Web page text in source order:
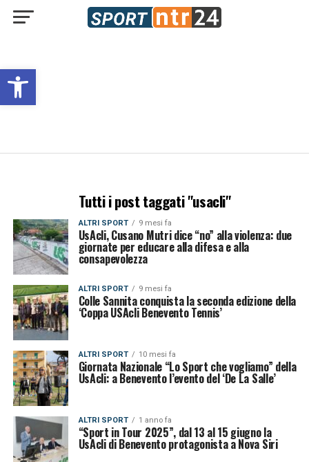
Open toolbar
Tutti i post taggati "usacli"
ALTRI SPORT 9 mesi fa
UsAcli, Cusano Mutri dice “no” alla violenza: due
giornate per educare alla difesa e alla
consapevolezza
ALTRI SPORT 9 mesi fa
Colle Sannita conquista la seconda edizione della
‘Coppa USAcli Benevento Tennis’
ALTRI SPORT 10 mesi fa
Giornata Nazionale “Lo Sport che vogliamo” della
UsAcli: a Benevento l’evento del ‘De La Salle’
ALTRI SPORT 1 anno fa
“Sport in Tour 2025”, dal 13 al 15 giugno la
UsAcli di Benevento protagonista a Nova Siri